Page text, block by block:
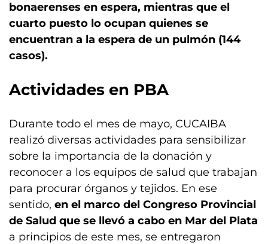
bonaerenses en espera, mientras que el
cuarto puesto lo ocupan quienes se
encuentran a la espera de un pulmón (144
casos).
Actividades en PBA
Durante todo el mes de mayo, CUCAIBA
realizó diversas actividades para sensibilizar
sobre la importancia de la donación y
reconocer a los equipos de salud que trabajan
para procurar órganos y tejidos. En ese
sentido, en el marco del Congreso Provincial
de Salud que se llevó a cabo en Mar del Plata
a principios de este mes, se entregaron